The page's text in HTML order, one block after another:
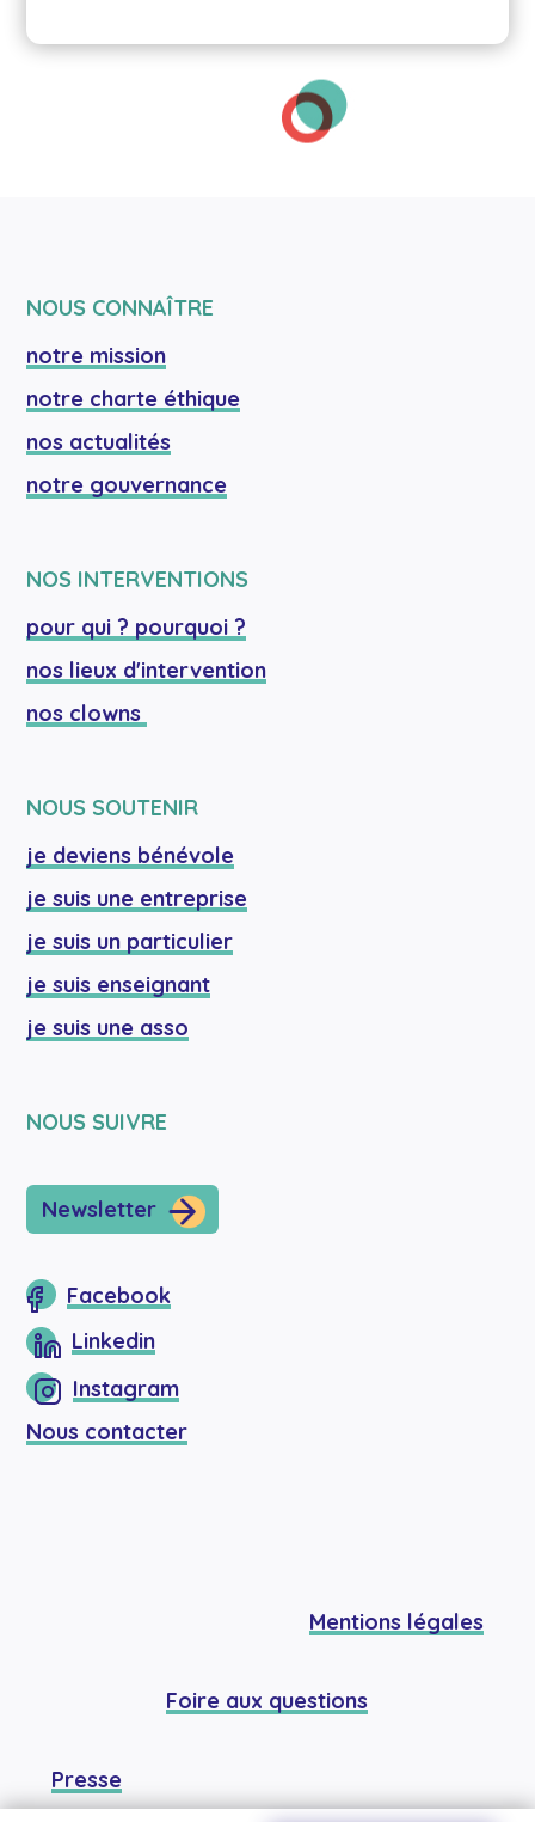
NOUS CONNAÎTRE
notre mission
notre charte éthique
nos actualités
notre gouvernance
NOS INTERVENTIONS
pour qui ? pourquoi ?
nos lieux d'intervention
nos clowns
NOUS SOUTENIR
je deviens bénévole
je suis une entreprise
je suis un particulier
je suis enseignant
je suis une asso
NOUS SUIVRE
Newsletter
Facebook
Linkedin
Instagram
Nous contacter
Mentions légales
Foire aux questions
Presse